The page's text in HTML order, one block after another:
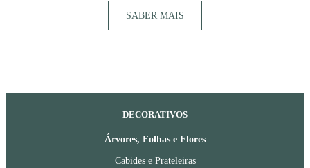
SABER MAIS
DECORATIVOS
Árvores, Folhas e Flores
Cabides e Prateleiras